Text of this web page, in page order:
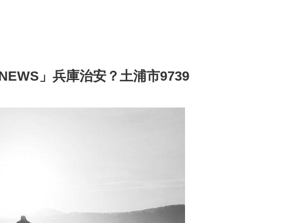
」兵庫治安？土浦市9739